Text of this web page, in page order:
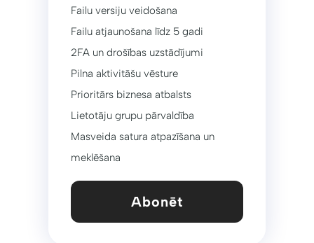
Failu versiju veidošana
Failu atjaunošana līdz 5 gadi
2FA un drošības uzstādījumi
Pilna aktivitāšu vēsture
Prioritārs biznesa atbalsts
Lietotāju grupu pārvaldība
Masveida satura atpazīšana un
meklēšana
Abonēt